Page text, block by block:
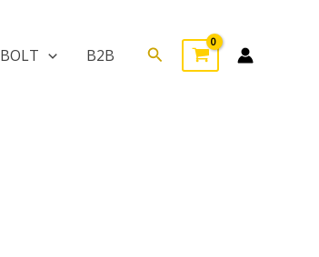
BOLT B2B Search